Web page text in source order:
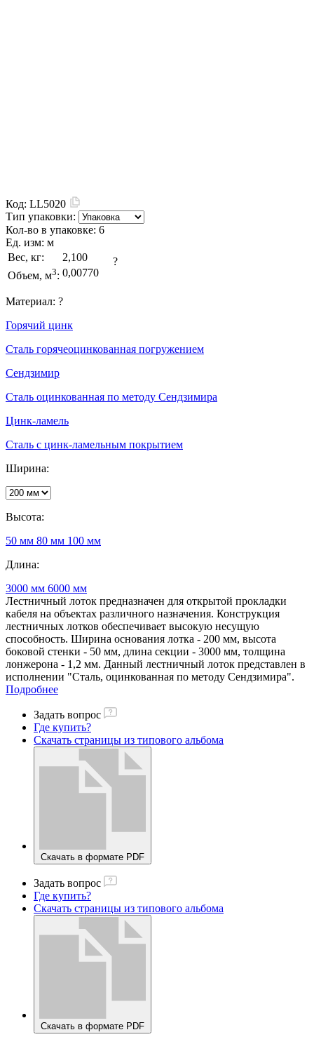
Код: LL5020
Тип упаковки:
Кол-во в упаковке: 6
Ед. изм: м
Вес, кг:
2,100
Объем, м3: 0,00770
?
Материал: ?
Горячий цинк
Сталь горячеоцинкованная погружением
Сендзимир
Сталь оцинкованная по методу Сендзимира
Цинк-ламель
Сталь с цинк-ламельным покрытием
Ширина:
Высота:
50 мм 80 мм 100 мм
Длина:
3000 мм 6000 мм
Лестничный лоток предназначен для открытой прокладки
кабеля на объектах различного назначения. Конструкция
лестничных лотков обеспечивает высокую несущую
способность. Ширина основания лотка - 200 мм, высота
боковой стенки - 50 мм, длина секции - 3000 мм, толщина
лонжерона - 1,2 мм. Данный лестничный лоток представлен в
исполнении "Сталь, оцинкованная по методу Сендзимира".
Подробнее
Задать вопрос
Где купить?
Скачать страницы из типового альбома
Скачать в формате PDF
Задать вопрос
Где купить?
Скачать страницы из типового альбома
Скачать в формате PDF